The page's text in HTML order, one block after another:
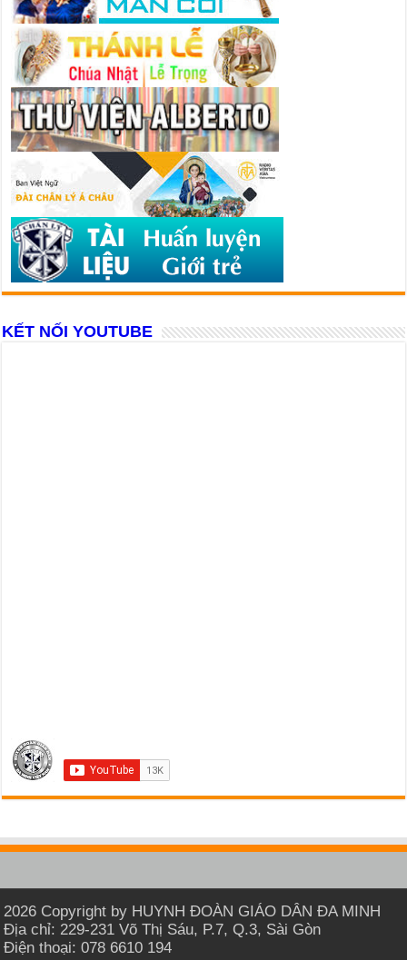
KẾT NỐI YOUTUBE
2026 Copyright by HUYNH ĐOÀN GIÁO DÂN ĐA MINH
Địa chỉ: 229-231 Võ Thị Sáu, P.7, Q.3, Sài Gòn
Điện thoại: 078 6610 194